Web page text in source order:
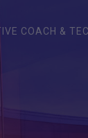
COACH &